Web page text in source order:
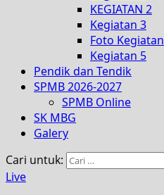
KEGIATAN 2
Kegiatan 3
Foto Kegiatan
Kegiatan 5
Pendik dan Tendik
SPMB 2026-2027
SPMB Online
SK MBG
Galery
Cari untuk:
Live